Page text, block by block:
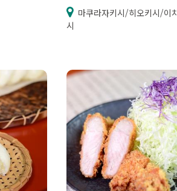
마쿠라자키시/히오키시/이
시